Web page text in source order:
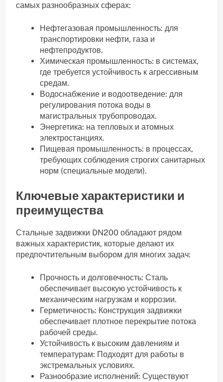
самых разнообразных сферах:
Нефтегазовая промышленность: для
транспортировки нефти, газа и
нефтепродуктов.
Химическая промышленность: в системах,
где требуется устойчивость к агрессивным
средам.
Водоснабжение и водоотведение: для
регулирования потока воды в
магистральных трубопроводах.
Энергетика: на тепловых и атомных
электростанциях.
Пищевая промышленность: в процессах,
требующих соблюдения строгих санитарных
норм (специальные модели).
Ключевые характеристики и
преимущества
Стальные задвижки DN200 обладают рядом
важных характеристик, которые делают их
предпочтительным выбором для многих задач:
Прочность и долговечность: Сталь
обеспечивает высокую устойчивость к
механическим нагрузкам и коррозии.
Герметичность: Конструкция задвижки
обеспечивает плотное перекрытие потока
рабочей среды.
Устойчивость к высоким давлениям и
температурам: Подходят для работы в
экстремальных условиях.
Разнообразие исполнений: Существуют